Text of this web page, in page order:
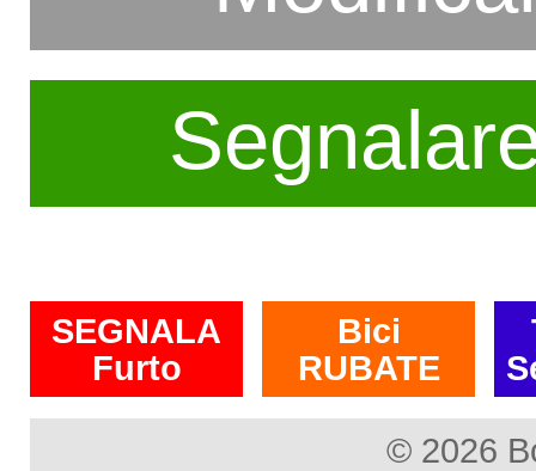
SEGNALA
Furto
Bici
RUBATE
© 2026